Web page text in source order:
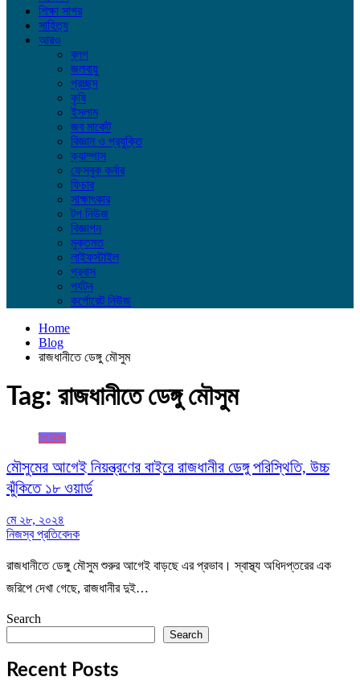
শিক্ষা সাগর
সাহিত্য
আরও
ব্লগ
জলবায়ু
প্রচ্ছদ
কৃষি
ইসলাম
জব মার্কেট
বিজ্ঞান ও প্রযুক্তি
ক্যাম্পাস
ফেসবুক কর্নার
ফিচার
সাক্ষাৎকার
টপ নিউজ
বিজ্ঞাপন
মুক্তমত
লাইফস্টাইল
প্রবাস
পর্যটন
কর্পোরেট নিউজ
Home
Blog
রাজধানীতে ডেঙ্গু মৌসুম
Tag: রাজধানীতে ডেঙ্গু মৌসুম
টপ নিউজ
মৌসুমের আগেই নিয়ন্ত্রণের বাইরে রাজধানীর ডেঙ্গু পরিস্থিতি, উচ্চ
ঝুঁকিতে ১৮ ওয়ার্ড
মে ২৮, ২০২৪
নিজস্ব প্রতিবেদক
রাজধানীতে ডেঙ্গু মৌসুম শুরুর আগেই বাড়ছে এর প্রভাব। স্বাস্থ্য অধিদপ্তরের এক
জরিপে দেখা গেছে, রাজধানীর দুই…
Search
Search
Recent Posts